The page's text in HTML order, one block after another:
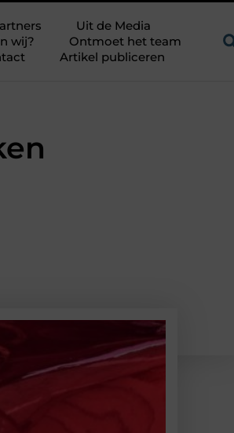
Uit de Media
wij?
Ontmoet het team
Artikel publiceren